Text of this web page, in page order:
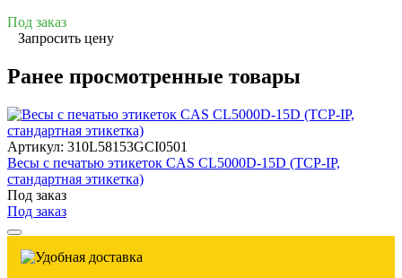
Под заказ
Запросить цену
Ранее просмотренные товары
Артикул: 310L58153GCI0501
Весы с печатью этикеток CAS CL5000D-15D (TCP-IP,
стандартная этикетка)
Под заказ
Под заказ